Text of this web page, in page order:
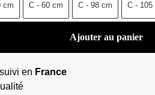
cm C - 60 cm C - 98 cm C - 105
Ajouter au panier
en France